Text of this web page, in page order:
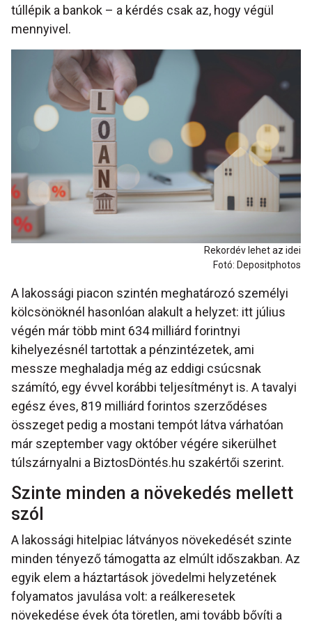
túllépik a bankok – a kérdés csak az, hogy végül
mennyivel.
Rekordév lehet az idei
Fotó: Depositphotos
A lakossági piacon szintén meghatározó személyi
kölcsönöknél hasonlóan alakult a helyzet: itt július
végén már több mint 634 milliárd forintnyi
kihelyezésnél tartottak a pénzintézetek, ami
messze meghaladja még az eddigi csúcsnak
számító, egy évvel korábbi teljesítményt is. A tavalyi
egész éves, 819 milliárd forintos szerződéses
összeget pedig a mostani tempót látva várhatóan
már szeptember vagy október végére sikerülhet
túlszárnyalni a BiztosDöntés.hu szakértői szerint.
Szinte minden a növekedés mellett
szól
A lakossági hitelpiac látványos növekedését szinte
minden tényező támogatta az elmúlt időszakban. Az
egyik elem a háztartások jövedelmi helyzetének
folyamatos javulása volt: a reálkeresetek
növekedése évek óta töretlen, ami tovább bővíti a